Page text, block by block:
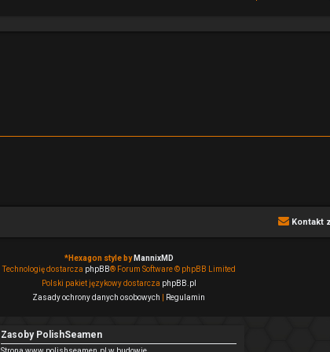
Kontakt
*Hexagon style by MannixMD
Technologię dostarcza phpBB® Forum Software © phpBB Limited
Polski pakiet językowy dostarcza phpBB.pl
Zasady ochrony danych osobowych
Regulamin
Zasoby PolishSeamen